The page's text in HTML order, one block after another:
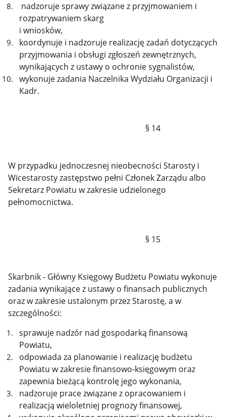
nadzoruje sprawy związane z przyjmowaniem i
rozpatrywaniem skarg
i wniosków,
koordynuje i nadzoruje realizację zadań dotyczących
przyjmowania i obsługi zgłoszeń zewnętrznych,
wynikających z ustawy o ochronie sygnalistów,
wykonuje zadania Naczelnika Wydziału Organizacji i
Kadr.
§ 14
W przypadku jednoczesnej nieobecności Starosty i
Wicestarosty zastępstwo pełni Członek Zarządu albo
Sekretarz Powiatu w zakresie udzielonego
pełnomocnictwa.
§ 15
Skarbnik - Główny Księgowy Budżetu Powiatu wykonuje
zadania wynikające z ustawy o finansach publicznych
oraz w zakresie ustalonym przez Starostę, a w
szczególności:
sprawuje nadzór nad gospodarką finansową
Powiatu,
odpowiada za planowanie i realizację budżetu
Powiatu w zakresie finansowo-księgowym oraz
zapewnia bieżącą kontrolę jego wykonania,
nadzoruje prace związane z opracowaniem i
realizacją wieloletniej prognozy finansowej,